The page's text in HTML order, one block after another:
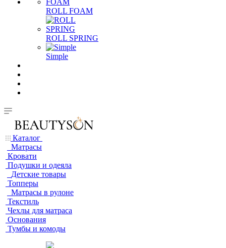
ROLL FOAM
ROLL SPRING
Simple
Каталог
Матрасы
Кровати
Подушки и одеяла
Детские товары
Топперы
Матрасы в рулоне
Текстиль
Чехлы для матраса
Основания
Тумбы и комоды